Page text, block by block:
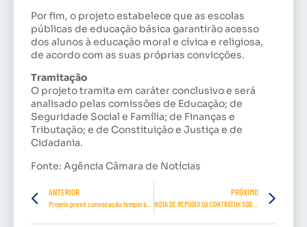
Por fim, o projeto estabelece que as escolas
públicas de educação básica garantirão acesso
dos alunos à educação moral e cívica e religiosa,
de acordo com as suas próprias convicções.
Tramitação
O projeto tramita em caráter conclusivoe será
analisado pelas comissões de Educação; de
Seguridade Social e Família; de Finanças e
Tributação; e de Constituição e Justiça e de
Cidadania.
Fonte: Agência Câmara de Notícias
ANTERIOR PRÓXIMO
NOTA DE REPÚDIO DA CONTRATUH SOBRE O “PAREDÃO DE ELIMINAÇÃO” CRIADO POR EMPRESA DE TURISMO EM FORTALEZA